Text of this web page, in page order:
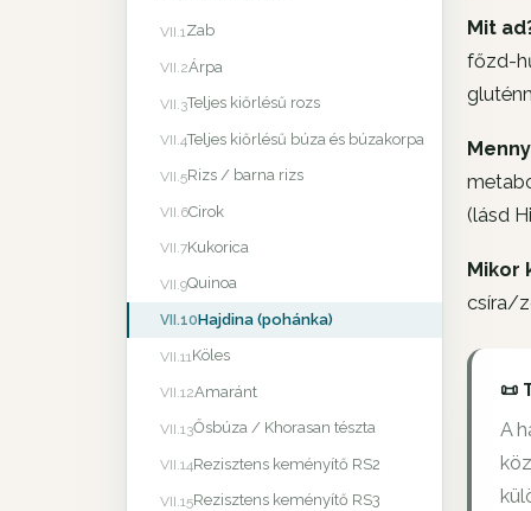
VII.1Zab
VII.2Árpa
VII.3Teljes kiőrlésű rozs
VII.4Teljes kiőrlésű búza és búzakorpa
VII.5Rizs / barna rizs
VII.6Cirok
VII.7Kukorica
VII.9Quinoa
VII.10Hajdina (pohánka)
VII.11 Köles
VII.12Amaránt
VII.13Ősbúza / Khorasan tészta
VII.14Rezisztens keményítő RS2
VII.15Rezisztens keményítő RS3
Mit
főzd-
(lásd
Mikor
csíra/
📜
A